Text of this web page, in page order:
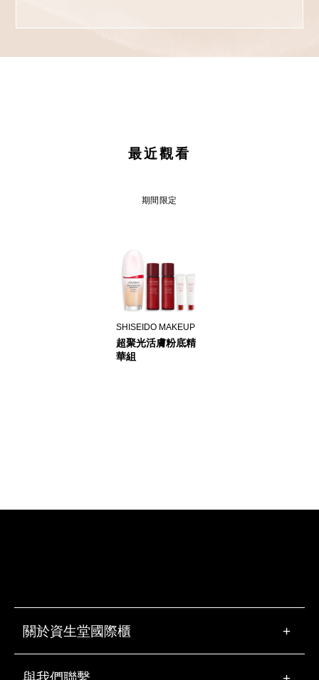
最近觀看
期間限定
SHISEIDO MAKEUP
超聚光活膚粉底精
華組
關於資生堂國際櫃 +